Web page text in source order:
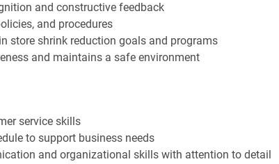
and constructive feedback
and procedures
store shrink reduction goals and programs
and maintains a safe environment
service skills
to support business needs
and organizational skills with attention to detail